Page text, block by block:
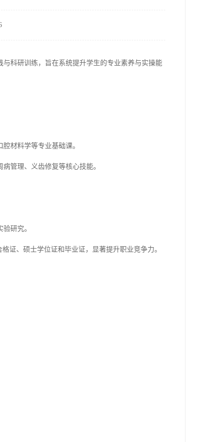
科研训练，旨在系统提升学生的专业素养与实操能
材料学等专业基础课。
管理、义齿修复等核心技能。
研究。
证、硕士学位证和毕业证，显著提升职业竞争力。